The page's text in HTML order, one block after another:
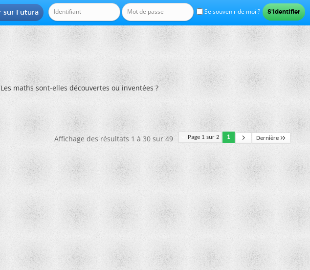
Se souvenir de moi ?
sur Futura
Les maths sont-elles découvertes ou inventées ?
Page 1 sur 2 1 Dernière
Affichage des résultats 1 à 30 sur 49